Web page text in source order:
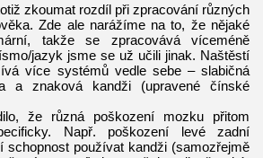
zkoumat rozdíl při zpracování různých
Zde ale narážíme na to, že nějaké
takže se zpracovává víceméně
jazyk jsme se už učili jinak. Naštěstí
více systémů vedle sebe – slabičná
a znaková kandži (upravené čínské
že různá poškození mozku přitom
Např. poškození levé zadní
schopnost používat kandži (samozřejmě